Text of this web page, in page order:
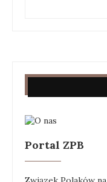
Portal ZPB